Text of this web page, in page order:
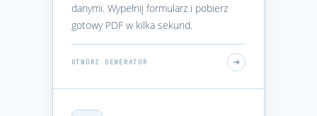
danymi. Wypełnij formularz i pobierz
gotowy PDF w kilka sekund.
OTWÓRZ GENERATOR